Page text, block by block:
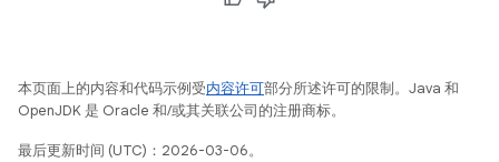
本页面上的内容和代码示例受内容许可部分所述许可的限制。Java 和
OpenJDK 是 Oracle 和/或其关联公司的注册商标。
最后更新时间 (UTC)：2026-03-06。